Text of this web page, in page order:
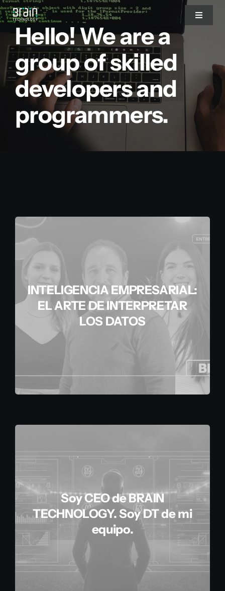
Saltar
al
contenido
Toggle
Nosotros
Servicios
Partners
Blog del CEO
Hello! We are a
group of skilled
developers and
programmers.
INTELIGENCIA EMPRESARIAL:
EL ARTE DE INTERPRETAR
LOS DATOS
Soy CEO de BRAIN
TECHNOLOGY. Soy DT de mi
equipo.